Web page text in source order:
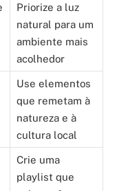
Priorize a luz
natural para um
ambiente mais
acolhedor
Use elementos
que remetam à
natureza e à
cultura local
Crie uma
playlist que